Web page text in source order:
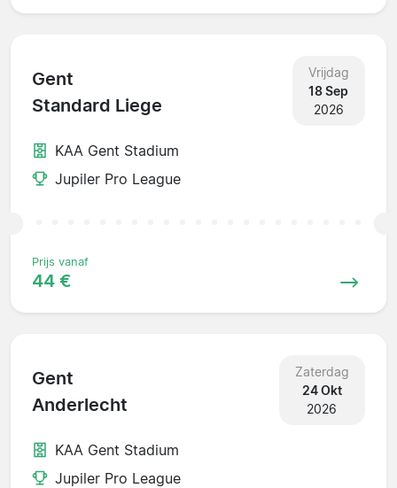
Gent
Standard Liege
Vrijdag
18 Sep
2026
KAA Gent Stadium
Jupiler Pro League
Prijs vanaf
44 €
Gent
Anderlecht
Zaterdag
24 Okt
2026
KAA Gent Stadium
Jupiler Pro League